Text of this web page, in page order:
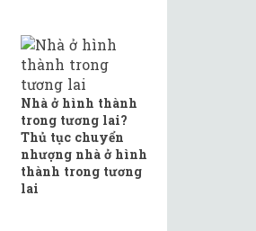
Nhà ở hình thành
trong tương lai?
Thủ tục chuyển
nhượng nhà ở hình
thành trong tương
lai